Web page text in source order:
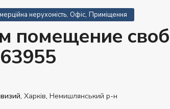
нерухомість, Офіс, Приміщення
помещение
Харків, Немишлянський р-н